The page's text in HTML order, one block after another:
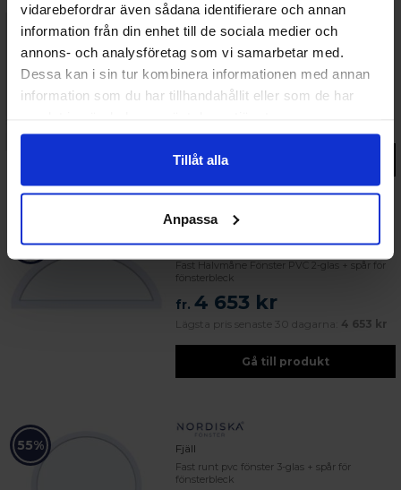
vidarebefordrar även sådana identifierare och annan
information från din enhet till de sociala medier och
annons- och analysföretag som vi samarbetar med.
Dessa kan i sin tur kombinera informationen med annan
information som du har tillhandahållit eller som de har
Tillåt alla
Anpassa
Fast vinklat pvc fönster 2-glas + spår för
fönsterbleck
fr.3 475 kr
55% Fjord
Fast Halvmåne Fönster PVC 2-glas + spår för
fönsterbleck
fr. 4 653 kr
Lägsta pris senaste 30 dagarna: 4 653 kr
Gå till produkt
55% Fjäll
Fast runt pvc fönster 3-glas + spår för
fönsterbleck